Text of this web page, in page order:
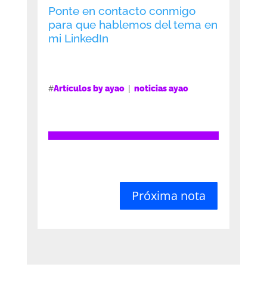
Ponte en contacto conmigo
para que hablemos del tema en
mi LinkedIn
#Artículos by ayao| noticias ayao
Próxima nota